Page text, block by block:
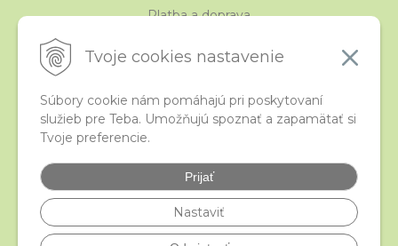
Tvoje cookies nastavenie
Súbory cookie nám pomáhajú pri poskytovaní
služieb pre Teba. Umožňujú spoznať a zapamätať si
Tvoje preferencie.
Prijať
Nastaviť
Platba a doprava
Obchodné podmienky
iStraka
Veľkoobchod
Najčastejšie otázky
Certifikáty